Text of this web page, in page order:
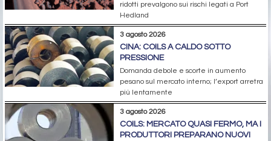
ridotti prevalgono sui rischi legati a Port
Hedland
3 agosto 2026
CINA: COILS A CALDO SOTTO
PRESSIONE
Domanda debole e scorte in aumento
pesano sul mercato interno; l’export arretra
più lentamente
3 agosto 2026
COILS: MERCATO QUASI FERMO, MA I
PRODUTTORI PREPARANO NUOVI